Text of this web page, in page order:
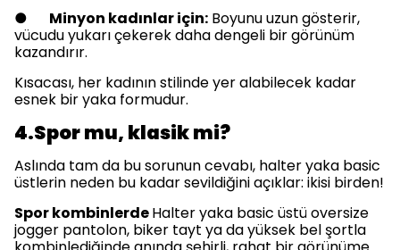
● Minyon kadınlar için: Boyunu uzun gösterir,
vücudu yukarı çekerek daha dengeli bir görünüm
kazandırır.
Kısacası, her kadının stilinde yer alabilecek kadar
esnek bir yaka formudur.
4.Spor mu, klasik mi?
Aslında tam da bu sorunun cevabı, halter yaka basic
üstlerin neden bu kadar sevildiğini açıklar: ikisi birden!
Spor kombinlerdeHalter yaka basic üstü oversize
jogger pantolon, biker tayt ya da yüksek bel şortla